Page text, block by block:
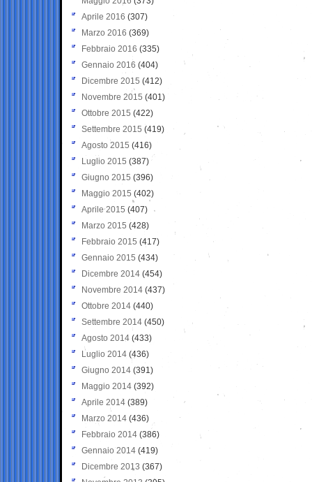
Aprile 2016 (307)
Marzo 2016 (369)
Febbraio 2016 (335)
Gennaio 2016 (404)
Dicembre 2015 (412)
Novembre 2015 (401)
Ottobre 2015 (422)
Settembre 2015 (419)
Agosto 2015 (416)
Luglio 2015 (387)
Giugno 2015 (396)
Maggio 2015 (402)
Aprile 2015 (407)
Marzo 2015 (428)
Febbraio 2015 (417)
Gennaio 2015 (434)
Dicembre 2014 (454)
Novembre 2014 (437)
Ottobre 2014 (440)
Settembre 2014 (450)
Agosto 2014 (433)
Luglio 2014 (436)
Giugno 2014 (391)
Maggio 2014 (392)
Aprile 2014 (389)
Marzo 2014 (436)
Febbraio 2014 (386)
Gennaio 2014 (419)
Dicembre 2013 (367)